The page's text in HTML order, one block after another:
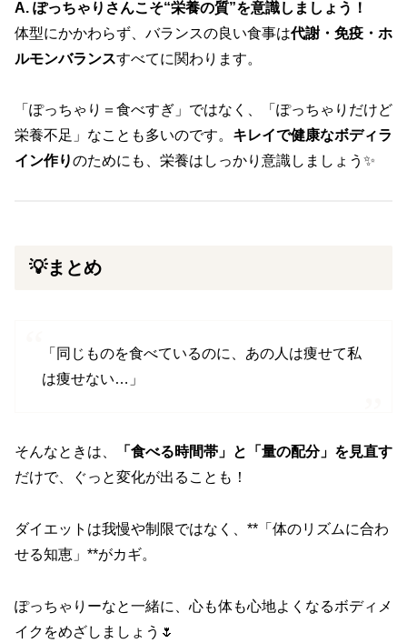
A. ぽっちゃりさんこそ“栄養の質”を意識しましょう！
体型にかかわらず、バランスの良い食事は代謝・免疫・ホ
ルモンバランスすべてに関わります。
「ぽっちゃり＝食べすぎ」ではなく、「ぽっちゃりだけど
栄養不足」なことも多いのです。 キレイで健康なボディラ
イン作りのためにも、栄養はしっかり意識しましょう✨
💡まとめ
「同じものを食べているのに、あの人は痩せて私
は痩せない…」
そんなときは、
「食べる時間帯」と「量の配分」を見直す
だけで、ぐっと変化が出ることも！
ダイエットは我慢や制限ではなく、**「体のリズムに合わ
せる知恵」**がカギ。
ぽっちゃりーなと一緒に、心も体も心地よくなるボディメ
イクをめざしましょう🌷